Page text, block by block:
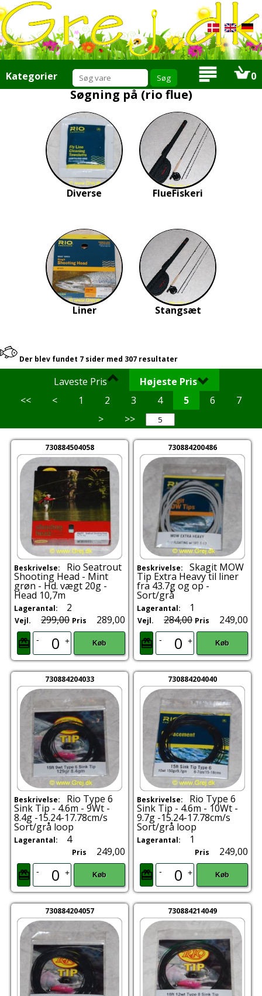
0
Kategorier
Nyheder
Ris eller ros Produktforslag Tilbudsmail
Links
Søgning på (rio flue)
Diverse FlueFiskeri
Liner Stangsæt
Der blev fundet 7 sider med 307 resultater
Laveste Pris
Højeste Pris
<<
< 1 2 3 4 5 6
7
>
>>
730884504058
Beskrivelse: Rio Seatrout
Shooting Head - Mint
grøn - Hd. vægt 20g -
Head 10,7m
Lagerantal: 2
Vejl. 299,00 Pris 289,00
- + Køb
730884200486
Beskrivelse: Skagit MOW
Tip Extra Heavy til liner
fra 43.7g og op -
Sort/grå
Lagerantal: 1
Vejl. 284,00 Pris 249,00
- + Køb
730884204033
Beskrivelse: Rio Type 6
Sink Tip - 4.6m - 9Wt -
8.4g -15.24-17.78cm/s
Sort/grå loop
Lagerantal: 4
Pris 249,00
- + Køb
730884204040
Beskrivelse: Rio Type 6
Sink Tip - 4.6m - 10Wt -
9.7g -15.24-17.78cm/s
Sort/grå loop
Lagerantal: 1
Pris 249,00
- + Køb
730884204057 730884214049